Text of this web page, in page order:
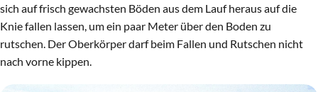
sich auf frisch gewachsten Böden aus dem Lauf heraus auf die
Knie fallen lassen, um ein paar Meter über den Boden zu
rutschen. Der Oberkörper darf beim Fallen und Rutschen nicht
nach vorne kippen.